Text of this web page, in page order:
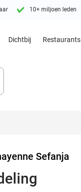
10+ miljoen leden
Dichtbij Restaurants
Sefanja